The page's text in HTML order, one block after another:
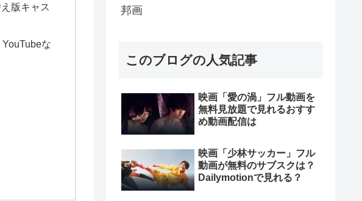
版キャス
な
邦画
このブログの人気記事
映画「愛の渦」フル動画を
無料見放題で見れるおすす
め動画配信は
映画「少林サッカー」フル
動画が無料のサブスクは？
Dailymotionで見れる？